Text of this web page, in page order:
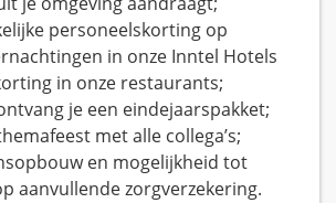
personeelskorting op
in onze Inntel Hotels
in onze restaurants;
je een eindejaarspakket;
met alle collega’s;
en mogelijkheid tot
aanvullende zorgverzekering.